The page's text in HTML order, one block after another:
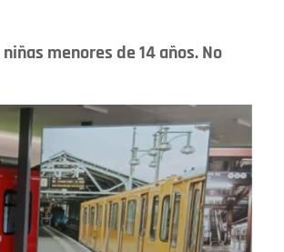
menores de 14 años. No